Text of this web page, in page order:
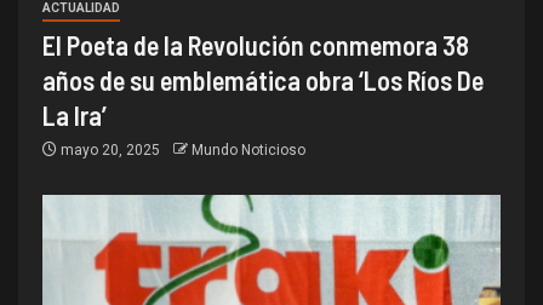
ACTUALIDAD
El Poeta de la Revolución conmemora 38
años de su emblemática obra ‘Los Ríos De
La Ira’
mayo 20, 2025 Mundo Noticioso